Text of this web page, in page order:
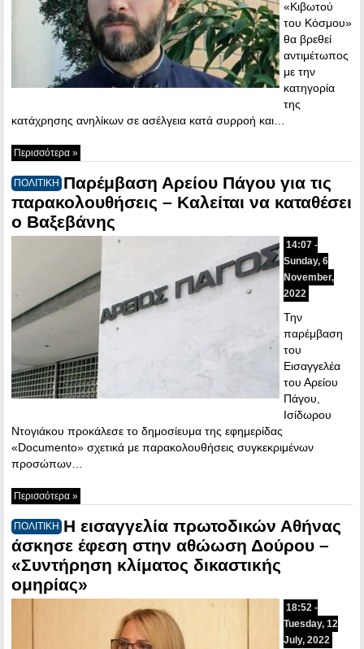
«Κιβωτού
του Κόσμου»
θα βρεθεί
αντιμέτωπος
με την
κατηγορία
της
κατάχρησης ανηλίκων σε ασέλγεια κατά συρροή και…
Περισσότερα »
ΠΟΛΙΤΙΚΗ Παρέμβαση Αρείου Πάγου για τις
παρακολουθήσεις – Καλείται να καταθέσει
ο Βαξεβάνης
14:07 -
Sunday, 6
November,
2022
Την
παρέμβαση
του
Εισαγγελέα
του Αρείου
Πάγου,
Ισίδωρου
Ντογιάκου προκάλεσε το δημοσίευμα της εφημερίδας
«Documento» σχετικά με παρακολουθήσεις συγκεκριμένων
προσώπων…
Περισσότερα »
ΠΟΛΙΤΙΚΗ Η εισαγγελία πρωτοδικών Αθήνας
άσκησε έφεση στην αθώωση Δούρου –
«Συντήρηση κλίματος δικαστικής
ομηρίας»
18:52 -
Tuesday, 12
July, 2022